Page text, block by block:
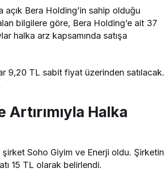
açık Bera Holding’in sahip olduğu
bilgilere göre, Bera Holding’e ait 37
halka arz kapsamında satışa
9,20 TL sabit fiyat üzerinden satılacak.
Halka
Soho Giyim ve Enerji oldu. Şirketin
15 TL olarak belirlendi.